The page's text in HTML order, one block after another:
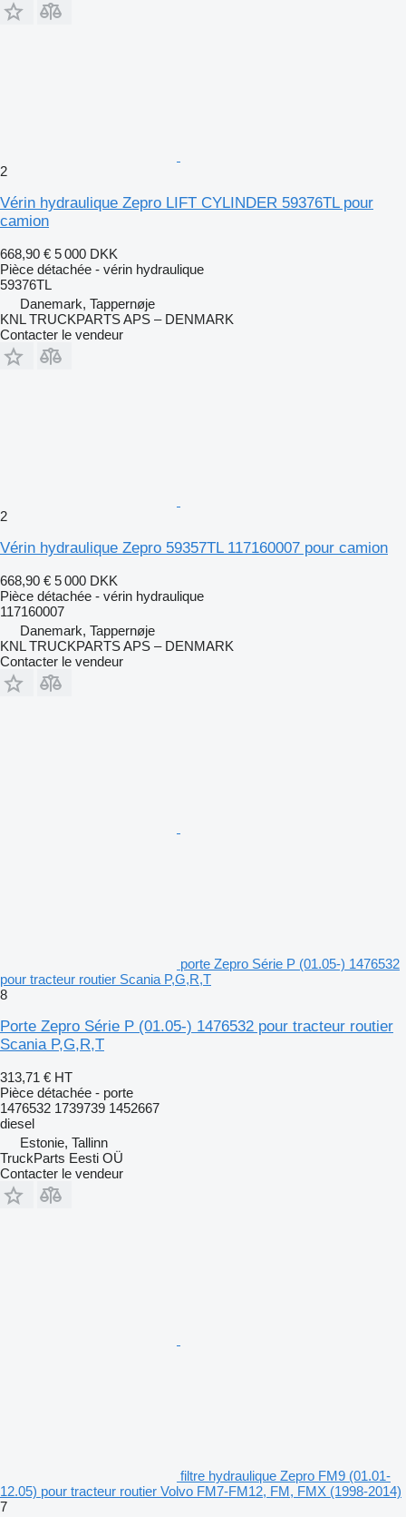
2
Vérin hydraulique Zepro LIFT CYLINDER 59376TL pour
camion
668,90 € 5 000 DKK
Pièce détachée - vérin hydraulique
59376TL
Danemark, Tappernøje
KNL TRUCKPARTS APS – DENMARK
Contacter le vendeur
2
Vérin hydraulique Zepro 59357TL 117160007 pour camion
668,90 € 5 000 DKK
Pièce détachée - vérin hydraulique
117160007
Danemark, Tappernøje
KNL TRUCKPARTS APS – DENMARK
Contacter le vendeur
porte Zepro Série P (01.05-) 1476532
pour tracteur routier Scania P,G,R,T
8
Porte Zepro Série P (01.05-) 1476532 pour tracteur routier
Scania P,G,R,T
313,71 € HT
Pièce détachée - porte
1476532 1739739 1452667
diesel
Estonie, Tallinn
TruckParts Eesti OÜ
Contacter le vendeur
filtre hydraulique Zepro FM9 (01.01-
12.05) pour tracteur routier Volvo FM7-FM12, FM, FMX (1998-2014)
7